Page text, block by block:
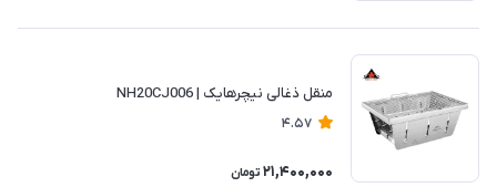
منقل ذغالی نیچرهایک | NH20CJ006
4.57
21,400,000 تومان